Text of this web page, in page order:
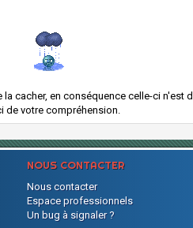
la cacher, en conséquence celle-ci n'est
de votre compréhension.
NOUS CONTACTER
Nous contacter
Espace professionnels
Un bug à signaler ?